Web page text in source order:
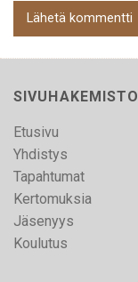
SIVUHAKEMISTO
Etusivu
Yhdistys
Tapahtumat
Kertomuksia
Jäsenyys
Koulutus